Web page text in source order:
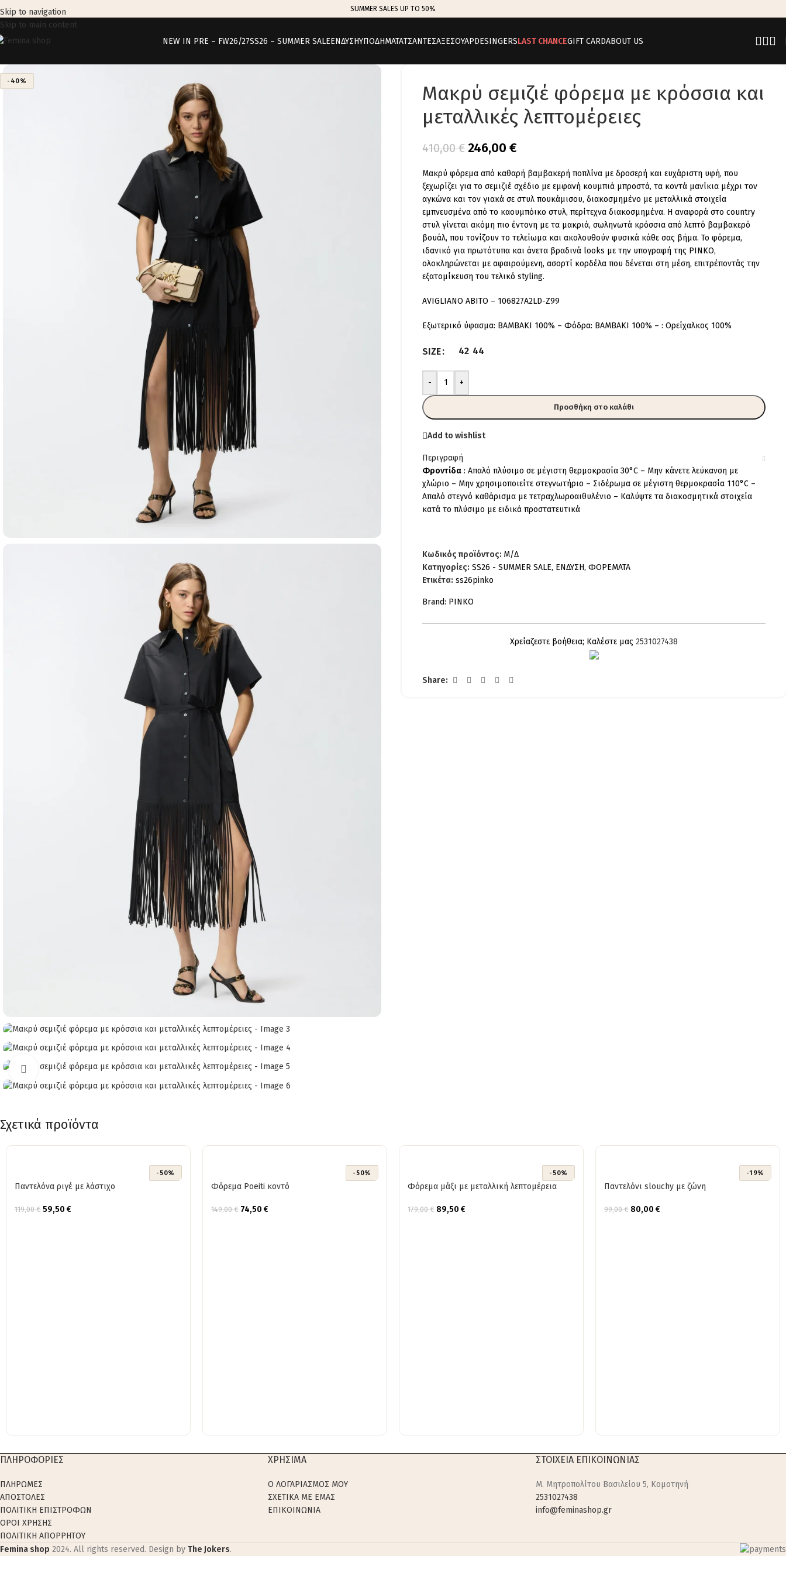
Skip to navigation
Skip to main content
SUMMER SALES UP TO 50%
NEW IN PRE – FW26/27SS26 – SUMMER SALEΕΝΔΥΣΗΥΠΟΔΗΜΑΤΑΤΣΑΝΤΕΣΑΞΕΣΟΥΑΡDESINGERSLAST CHANCEGIFT CARDABOUT US
-40%
Click to enlarge
Μακρύ σεμιζιέ φόρεμα με κρόσσια και
μεταλλικές λεπτομέρειες
410,00€ 246,00 €
Μακρύ φόρεμα από καθαρή βαμβακερή ποπλίνα με δροσερή και ευχάριστη υφή, που
ξεχωρίζει για το σεμιζιέ σχέδιο με εμφανή κουμπιά μπροστά, τα κοντά μανίκια μέχρι τον
αγκώνα και τον γιακά σε στυλ πουκάμισου, διακοσμημένο με μεταλλικά στοιχεία
εμπνευσμένα από το καουμπόικο στυλ, περίτεχνα διακοσμημένα. Η αναφορά στο country
στυλ γίνεται ακόμη πιο έντονη με τα μακριά, σωληνωτά κρόσσια από λεπτό βαμβακερό
βουάλ, που τονίζουν το τελείωμα και ακολουθούν φυσικά κάθε σας βήμα. Το φόρεμα,
ιδανικό για πρωτότυπα και άνετα βραδινά looks με την υπογραφή της PINKO,
ολοκληρώνεται με αφαιρούμενη, ασορτί κορδέλα που δένεται στη μέση, επιτρέποντάς την
εξατομίκευση του τελικό styling.
AVIGLIANO ABITO – 106827A2LD-Z99
Εξωτερικό ύφασμα: ΒΑΜΒΑΚΙ 100% – Φόδρα: ΒΑΜΒΑΚΙ 100% – : Ορείχαλκος 100%
SIZE 42 44
- +
Προσθήκη στο καλάθι
Add to wishlist
Περιγραφή
Φροντίδα : Απαλό πλύσιμο σε μέγιστη θερμοκρασία 30°C – Μην κάνετε λεύκανση με
χλώριο – Μην χρησιμοποιείτε στεγνωτήριο – Σιδέρωμα σε μέγιστη θερμοκρασία 110°C –
Απαλό στεγνό καθάρισμα με τετραχλωροαιθυλένιο – Καλύψτε τα διακοσμητικά στοιχεία
κατά το πλύσιμο με ειδικά προστατευτικά
Κωδικός προϊόντος: Μ/Δ
Κατηγορίες: SS26 - SUMMER SALE, ΕΝΔΥΣΗ, ΦΟΡΕΜΑΤΑ
Ετικέτα: ss26pinko
Brand: PINKO
Χρείαζεστε βοήθεια; Καλέστε μας 2531027438
Share:
Σχετικά προϊόντα
-50%
Παντελόνα ριγέ με λάστιχο
119,00€ 59,50 €
-50%
Φόρεμα Poeiti κοντό
149,00€ 74,50 €
-50%
Φόρεμα μάξι με μεταλλική λεπτομέρεια
179,00€ 89,50 €
-19%
Παντελόνι slouchy με ζώνη
99,00€ 80,00 €
ΠΛΗΡΟΦΟΡΙΕΣ
ΠΛΗΡΩΜΕΣ
ΑΠΟΣΤΟΛΕΣ
ΠΟΛΙΤΙΚΗ ΕΠΙΣΤΡΟΦΩΝ
ΟΡΟΙ ΧΡΗΣΗΣ
ΠΟΛΙΤΙΚΗ ΑΠΟΡΡΗΤΟΥ
ΧΡΗΣΙΜΑ
Ο ΛΟΓΑΡΙΑΣΜΟΣ ΜΟΥ
ΣΧΕΤΙΚΑ ΜΕ ΕΜΑΣ
ΕΠΙΚΟΙΝΩΝΙΑ
ΣΤΟΙΧΕΙΑ ΕΠΙΚΟΙΝΩΝΙΑΣ
M. Μητροπολίτου Βασιλείου 5, Κομοτηνή
2531027438
info@feminashop.gr
Femina shop 2024. All rights reserved. Design by The Jokers.